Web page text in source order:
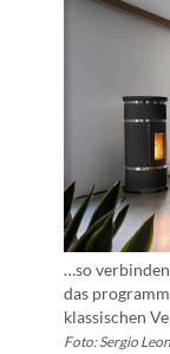
…so
das
klassischen
Foto: Sergio